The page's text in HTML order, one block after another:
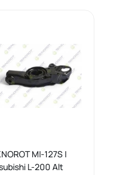
MI-127S |
L-200 Alt